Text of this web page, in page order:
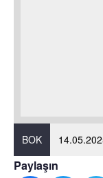
BOK
Paylaşın